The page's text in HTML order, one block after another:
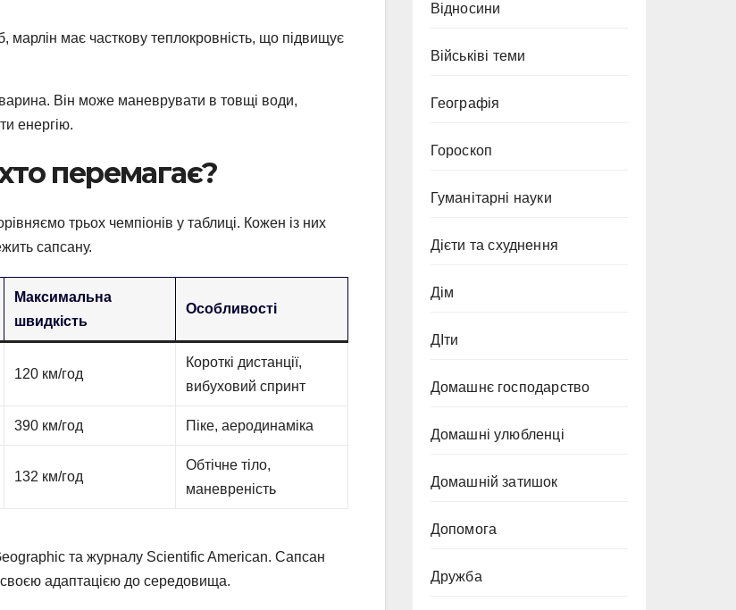
марлін має часткову теплокровність, що підвищує
Він може маневрувати в товщі води,
енергію.
перемагає?
трьох чемпіонів у таблиці. Кожен із них
сапсану.
Максимальна
швидкість
Особливості
120 км/год
Короткі дистанції,
вибуховий спринт
390 км/год Піке, аеродинаміка
132 км/год
Обтічне тіло,
маневреність
та журналу Scientific American. Сапсан
своєю адаптацією до середовища.
Відносини
Військіві теми
Географія
Гороскоп
Гуманітарні науки
Дієти та схуднення
Дім
ДІти
Домашнє господарство
Домашні улюбленці
Домашній затишок
Допомога
Дружба